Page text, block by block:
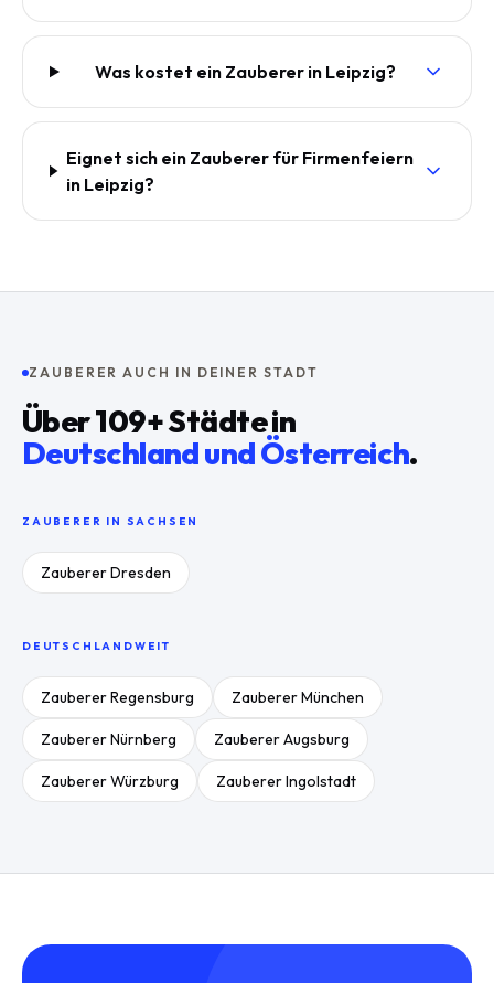
Was kostet ein Zauberer in Leipzig?
Eignet sich ein Zauberer für Firmenfeiern
in Leipzig?
ZAUBERER AUCH IN DEINER STADT
Über109+ Städte in
Deutschland und Österreich.
ZAUBERER IN SACHSEN
ZaubererDresden
DEUTSCHLANDWEIT
ZaubererRegensburg ZaubererMünchen
ZaubererNürnberg ZaubererAugsburg
ZaubererWürzburg ZaubererIngolstadt